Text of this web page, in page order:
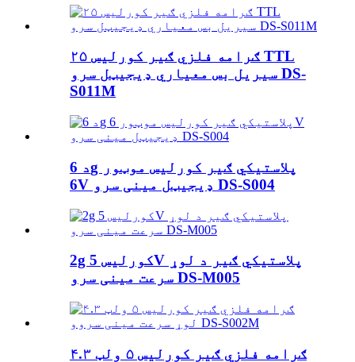
۲۵ ګرامه فلزي ګیر کورلیس TTL
سیریل بس معیاري ډیجیټل سرو DS-
S011M
د 6g پلاستيکي ګیر کورلیس موټور
6V ډیجیټل مینی سرو DS-S004
2g کورلیس 5V پلاستيکي ګیر د لوړ
سرعت مینی سرو DS-M005
۴.۳ ګرامه فلزي ګیر کورلیس ۵ ولټ